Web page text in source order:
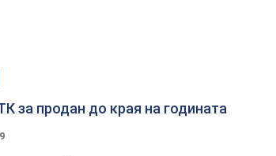
за продан до края на годината